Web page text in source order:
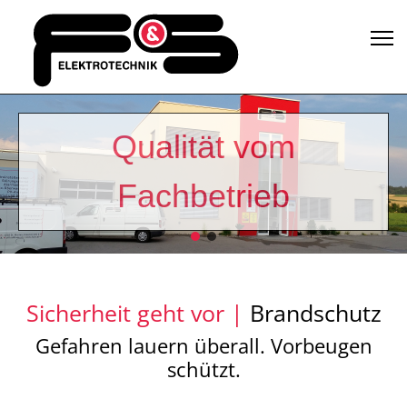
Qualität vom
Fachbetrieb
Sicherheit geht vor | Brandschutz
Gefahren lauern überall. Vorbeugen
schützt.